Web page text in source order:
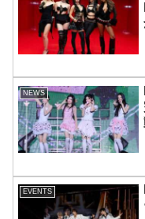
NEWS
EVENTS